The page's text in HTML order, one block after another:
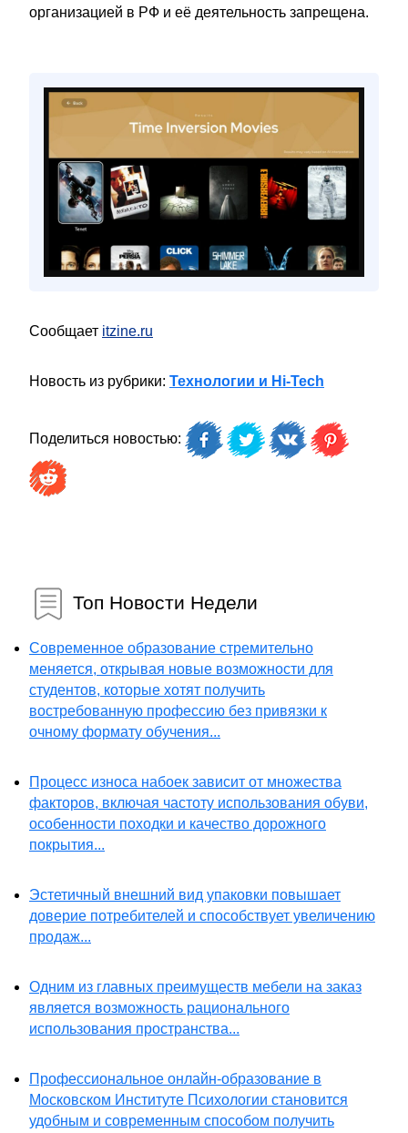
организацией в РФ и её деятельность запрещена.
Сообщает itzine.ru
Новость из рубрики: Технологии и Hi-Tech
Поделиться новостью:
Топ Новости Недели
Современное образование стремительно
меняется, открывая новые возможности для
студентов, которые хотят получить
востребованную профессию без привязки к
очному формату обучения...
Процесс износа набоек зависит от множества
факторов, включая частоту использования обуви,
особенности походки и качество дорожного
покрытия...
Эстетичный внешний вид упаковки повышает
доверие потребителей и способствует увеличению
продаж...
Одним из главных преимуществ мебели на заказ
является возможность рационального
использования пространства...
Профессиональное онлайн-образование в
Московском Институте Психологии становится
удобным и современным способом получить